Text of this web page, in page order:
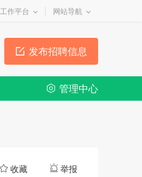
工作平台 网站导航
发布招聘信息
管理中心
收藏 举报